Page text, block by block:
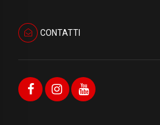
CONTATTI